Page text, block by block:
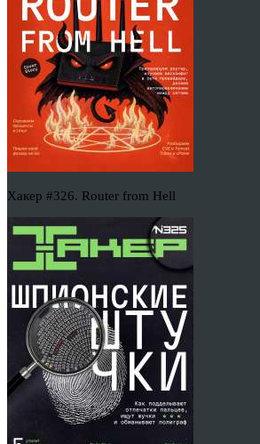
Хакер #326. Router from Hell